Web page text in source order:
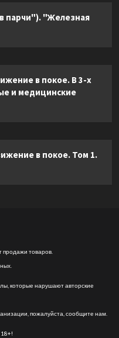
парчи"). "Железная
в покое. В 3-х
и медицинские
в покое. Том 1.
продажи товаров.
которые нарушают авторские
пожалуйста, сообщите нам.